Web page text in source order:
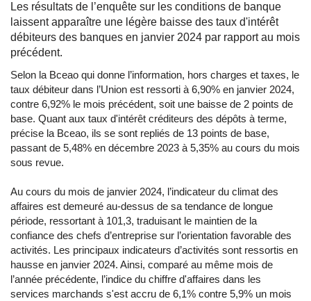
Les résultats de l’enquête sur les conditions de banque
laissent apparaître une légère baisse des taux d'intérêt
débiteurs des banques en janvier 2024 par rapport au mois
précédent.
Selon la Bceao qui donne l’information, hors charges et taxes, le
taux débiteur dans l’Union est ressorti à 6,90% en janvier 2024,
contre 6,92% le mois précédent, soit une baisse de 2 points de
base. Quant aux taux d'intérêt créditeurs des dépôts à terme,
précise la Bceao, ils se sont repliés de 13 points de base,
passant de 5,48% en décembre 2023 à 5,35% au cours du mois
sous revue.
Au cours du mois de janvier 2024, l’indicateur du climat des
affaires est demeuré au-dessus de sa tendance de longue
période, ressortant à 101,3, traduisant le maintien de la
confiance des chefs d’entreprise sur l’orientation favorable des
activités. Les principaux indicateurs d’activités sont ressortis en
hausse en janvier 2024. Ainsi, comparé au même mois de
l’année précédente, l’indice du chiffre d'affaires dans les
services marchands s'est accru de 6,1% contre 5,9% un mois